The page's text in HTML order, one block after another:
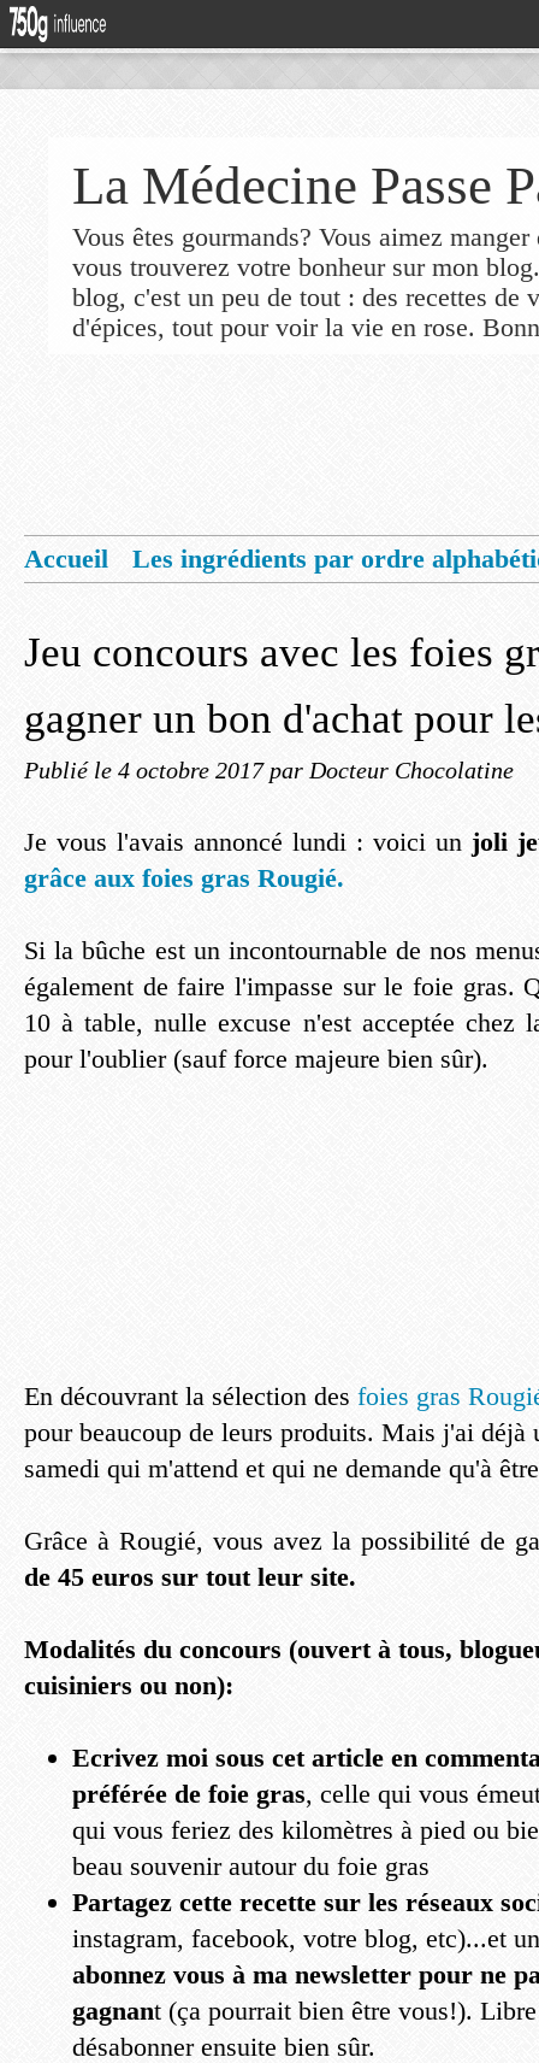
La Médecine Passe
Vous êtes gourmands? Vous aimez
vous trouverez votre bonheur sur mon
blog, c'est un peu de tout : des recettes de
d'épices, tout pour voir la vie en rose.
Accueil
Les ingrédients par ordre
Jeu concours avec les foies
gagner un bon d'achat pour
Publié le 4 octobre 2017 par Docteur Chocolatine
Je vous l'avais annoncé lundi : voici un joli
grâce aux foies gras Rougié.
Si la bûche est un incontournable de nos
également de faire l'impasse sur le foie gras.
10 à table, nulle excuse n'est acceptée chez
pour l'oublier (sauf force majeure bien sûr).
En découvrant la sélection des foies gras
pour beaucoup de leurs produits. Mais j'ai déjà
samedi qui m'attend et qui ne demande qu'à
Grâce à Rougié, vous avez la possibilité de
de 45 euros sur tout leur site.
Modalités du concours (ouvert à tous,
cuisiniers ou non):
Ecrivez moi sous cet article en
préférée de foie gras, celle qui vous
qui vous feriez des kilomètres à pied ou
beau souvenir autour du foie gras
Partagez cette recette sur les réseaux
instagram, facebook, votre blog, etc)...et
abonnez vous à ma newsletter pour ne
gagnant (ça pourrait bien être vous!).
désabonner ensuite bien sûr.